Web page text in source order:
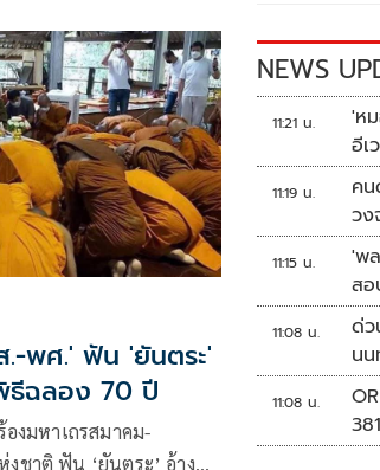
พศ.' ฟัน 'ยันตระ'
ธีฉลอง 70 ปี
งมหาเถรสมาคม-
ชาติ ฟัน ‘ยันตระ’ อ้างตน
NEWS
11:21 น.
'ห
อีเ
สัง
11:19 น.
คน
วง
11:15 น.
'พลพีร์' ฮึ่ม! จะเ
สอ
กว่
11:08 น.
ด่ว
น
11:08 น.